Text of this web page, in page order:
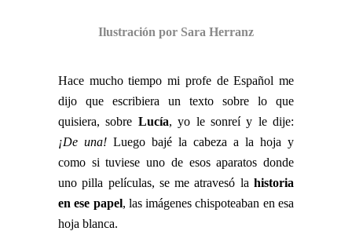
Ilustración por Sara Herranz
Hace mucho tiempo mi profe de Español me
dijo que escribiera un texto sobre lo que
quisiera, sobre Lucía, yo le sonreí y le dije:
¡De una! Luego bajé la cabeza a la hoja y
como si tuviese uno de esos aparatos donde
uno pilla películas, se me atravesó la historia
en ese papel, las imágenes chispoteaban en esa
hoja blanca.